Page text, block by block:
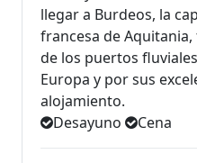
llegar a Burdeos, la
francesa de
de los puertos
Europa y por sus
alojamiento.
Desayuno
Cena